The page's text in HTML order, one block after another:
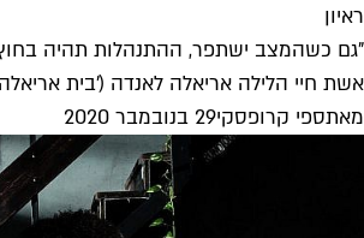
ראיון
"גם כשהמצב ישתפר, ההתנהלות תהיה בחוץ ולא בפנים; מי
אשת חיי הלילה אריאלה לאנדה ('בית
מאתספי קרופסקי29 בנובמבר 2020